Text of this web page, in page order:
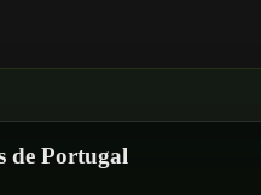
de Portugal